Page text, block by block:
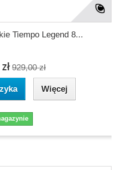
Tiempo Legend 8...
929,00 zł
Więcej